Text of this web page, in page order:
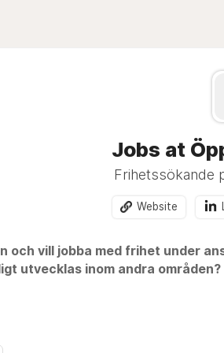
Jobs at
Frihetssökande
Website
och vill jobba med frihet under
utvecklas inom andra